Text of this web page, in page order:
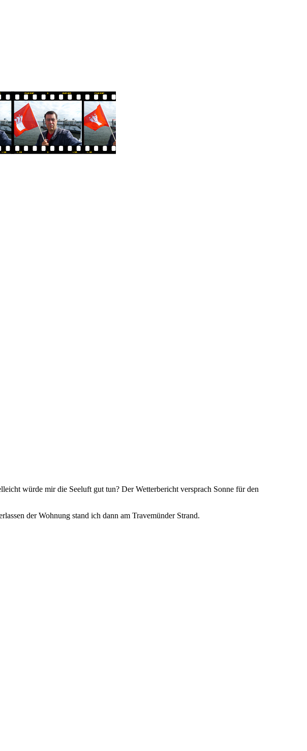
würde mir die Seeluft gut tun? Der Wetterbericht versprach Sonne für den
der Wohnung stand ich dann am Travemünder Strand.